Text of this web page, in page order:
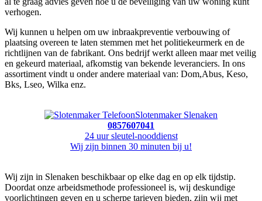
verhogen.
Wij kunnen u helpen om uw inbraakpreventie verbouwing of
plaatsing overeen te laten stemmen met het politiekeurmerk en de
richtlijnen van de fabrikant. Ons bedrijf werkt alleen maar met veilig
en gekeurd materiaal, afkomstig van bekende leveranciers. In ons
assortiment vindt u onder andere materiaal van: Dom,Abus, Keso,
Bks, Lseo, Wilka enz.
Slotenmaker Slenaken
0857607041
24 uur sleutel-nooddienst
Wij zijn binnen 30 minuten bij u!
Wij zijn in Slenaken beschikbaar op elke dag en op elk tijdstip.
Doordat onze arbeidsmethode professioneel is, wij deskundige
voorlichtingen geven en u scherpe tarieven bieden, zijn wij met